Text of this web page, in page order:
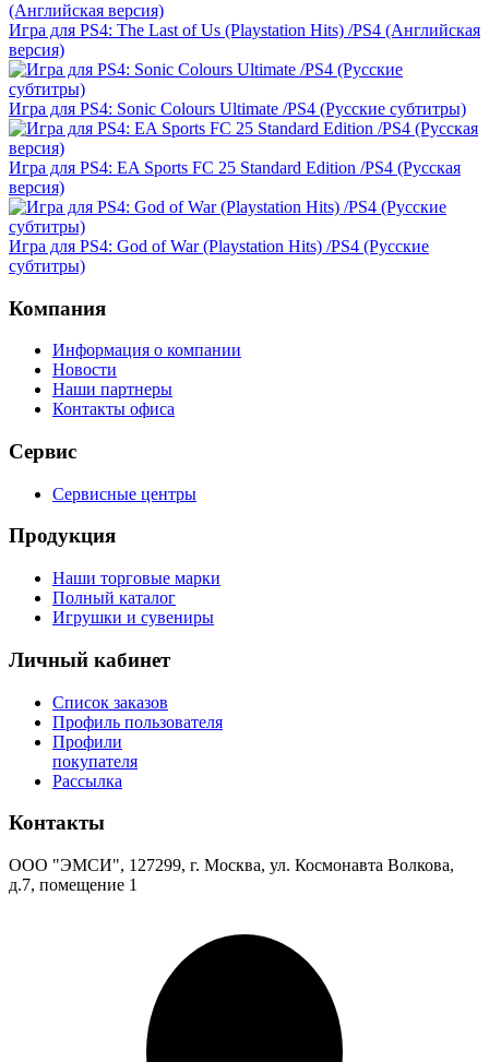
Игра для PS4: The Last of Us (Playstation Hits) /PS4 (Английская
версия)
Игра для PS4: Sonic Colours Ultimate /PS4 (Русские субтитры)
Игра для PS4: EA Sports FC 25 Standard Edition /PS4 (Русская
версия)
Игра для PS4: God of War (Playstation Hits) /PS4 (Русские
субтитры)
Компания
Информация о компании
Новости
Наши партнеры
Контакты офиса
Сервис
Сервисные центры
Продукция
Наши торговые марки
Полный каталог
Игрушки и сувениры
Личный кабинет
Список заказов
Профиль пользователя
Профили
покупателя
Рассылка
Контакты
ООО "ЭМСИ", 127299, г. Москва, ул. Космонавта Волкова,
д.7, помещение 1